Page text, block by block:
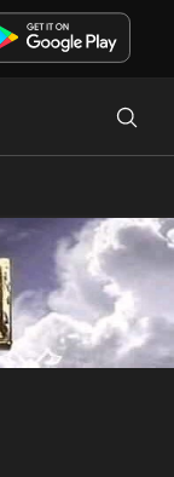
WALL! SAVE
CULTURE!